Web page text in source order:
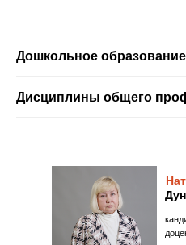
Дошкольное образование
Дисциплины общего